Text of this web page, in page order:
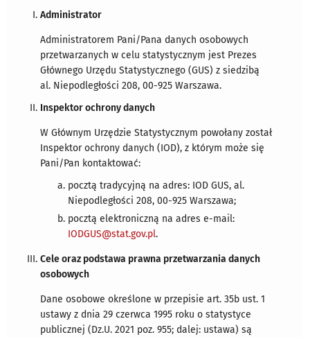
Administrator
Administratorem Pani/Pana danych osobowych
przetwarzanych w celu statystycznym jest Prezes
Głównego Urzędu Statystycznego (GUS) z siedzibą
al. Niepodległości 208, 00-925 Warszawa.
Inspektor ochrony danych
W Głównym Urzędzie Statystycznym powołany został
Inspektor ochrony danych (IOD), z którym może się
Pani/Pan kontaktować:
pocztą tradycyjną na adres: IOD GUS, al.
Niepodległości 208, 00-925 Warszawa;
pocztą elektroniczną na adres e-mail:
IODGUS@stat.gov.pl.
Cele oraz podstawa prawna przetwarzania danych
osobowych
Dane osobowe określone w przepisie art. 35b ust. 1
ustawy z dnia 29 czerwca 1995 roku o statystyce
publicznej (Dz.U. 2021 poz. 955; dalej: ustawa) są